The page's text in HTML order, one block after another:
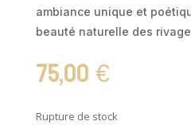
ambiance unique et
beauté naturelle des
75,00€
Rupture de stock